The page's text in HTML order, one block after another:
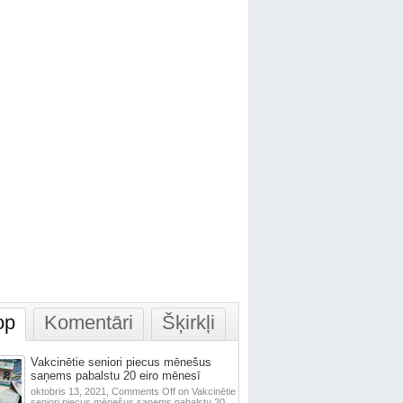
Komentāri Šķirkļi
Vakcinētie seniori piecus mēnešus
saņems pabalstu 20 eiro mēnesī
oktobris 13, 2021, Comments Offon Vakcinētie